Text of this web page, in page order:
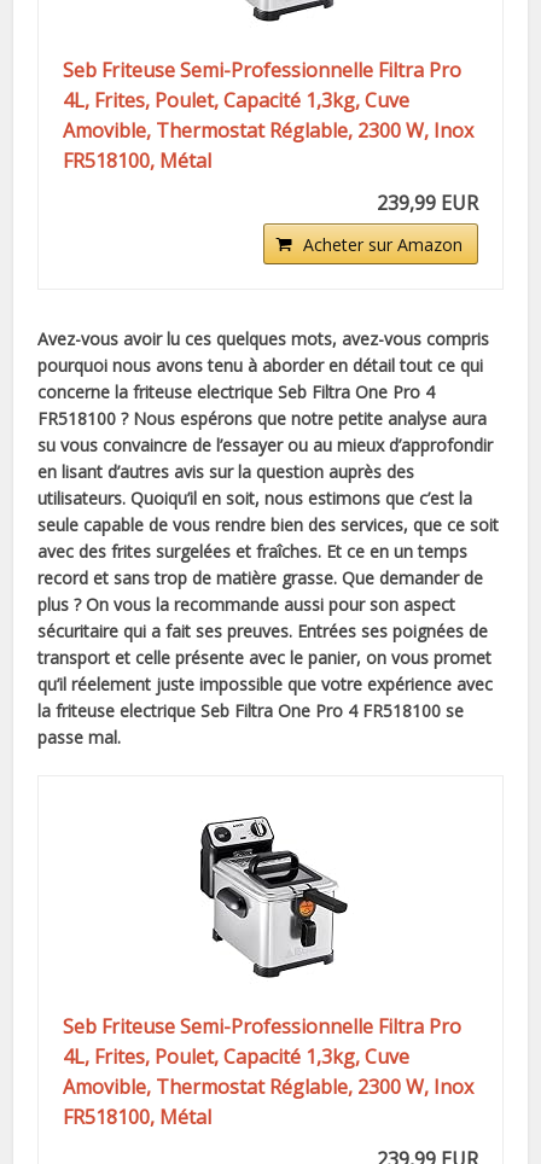
Seb Friteuse Semi-Professionnelle Filtra Pro
4L, Frites, Poulet, Capacité 1,3kg, Cuve
Amovible, Thermostat Réglable, 2300 W, Inox
FR518100, Métal
239,99 EUR
Acheter sur Amazon
Avez-vous avoir lu ces quelques mots, avez-vous compris
pourquoi nous avons tenu à aborder en détail tout ce qui
concerne la friteuse electrique Seb Filtra One Pro 4
FR518100 ? Nous espérons que notre petite analyse aura
su vous convaincre de l’essayer ou au mieux d’approfondir
en lisant d’autres avis sur la question auprès des
utilisateurs. Quoiqu’il en soit, nous estimons que c’est la
seule capable de vous rendre bien des services, que ce soit
avec des frites surgelées et fraîches. Et ce en un temps
record et sans trop de matière grasse. Que demander de
plus ? On vous la recommande aussi pour son aspect
sécuritaire qui a fait ses preuves. Entrées ses poignées de
transport et celle présente avec le panier, on vous promet
qu’il réelement juste impossible que votre expérience avec
la friteuse electrique Seb Filtra One Pro 4 FR518100 se
passe mal.
Seb Friteuse Semi-Professionnelle Filtra Pro
4L, Frites, Poulet, Capacité 1,3kg, Cuve
Amovible, Thermostat Réglable, 2300 W, Inox
FR518100, Métal